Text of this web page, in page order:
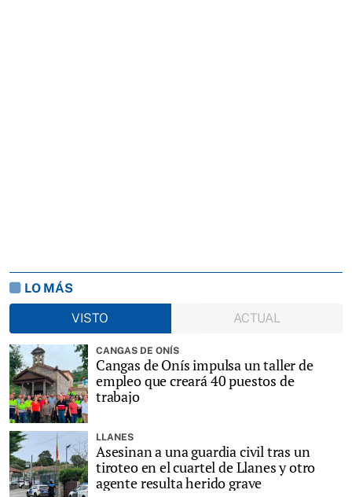
LO MÁS
VISTO
ACTUAL
CANGAS DE ONÍS
Cangas de Onís impulsa un taller de
empleo que creará 40 puestos de
trabajo
LLANES
Asesinan a una guardia civil tras un
tiroteo en el cuartel de Llanes y otro
agente resulta herido grave